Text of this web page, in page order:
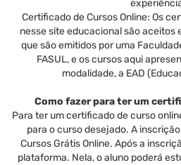
Certificado de Cursos Online: Os
nesse site educacional são aceitos
que são emitidos por uma
FASUL, e os cursos aqui
modalidade, a EAD
Como fazer para ter um
Para ter um certificado de curso
para o curso desejado. A
Cursos Grátis Online. Após a
plataforma. Nela, o aluno poderá